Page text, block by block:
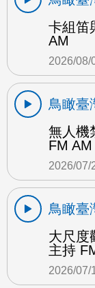
卡組笛
AM
2026/08/
鳥瞰臺
無人機
FM AM
2026/07/
鳥瞰臺
大尺度
主持
2026/07/